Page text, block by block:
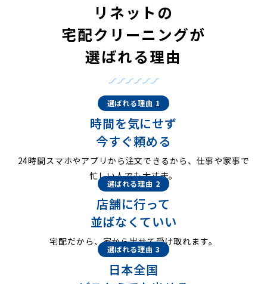
リネットの
宅配クリーニングが
選ばれる理由
選ばれる理由 1
時間を気にせず
今すぐ頼める
24時間スマホやアプリから注文できるから、仕事や家事で
忙しい人でも大丈夫。
選ばれる理由 2
店舗に行って
並ばなくていい
宅配だから、家から出せて受け取れます。
選ばれる理由 3
日本全国